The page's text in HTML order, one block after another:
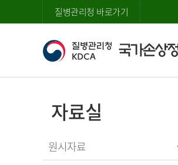
질병관리청 바로가기
자료실
원시자료